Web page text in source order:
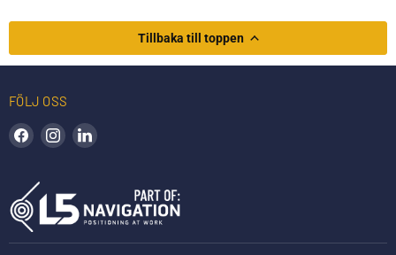
Tillbaka till toppen
FÖLJ OSS
Hitta oss på Facebook
Hitta oss på Instagram